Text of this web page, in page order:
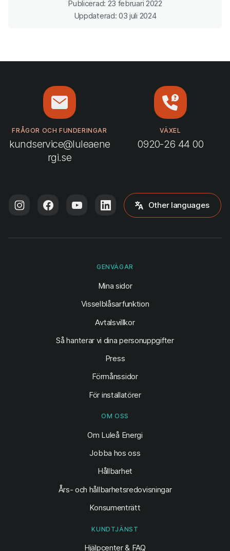
Publicerad: 23 februari 2022
Uppdaterad: 03 juli 2024
FRÅGOR OCH FUNDERINGAR
kundservice@luleaene
rgi.se
VÄXEL
0920-26 44 00
Other languages
GENVÄGAR
Mina sidor(öppnas i ny flik)
Visselblåsarfunktion
Avtalsvillkor
Så hanterar vi dina personuppgifter
Press
Förmånssidor
För installatörer
OM OSS
Om Luleå Energi
Jobba hos oss
Hållbarhet
Års- och hållbarhetsredovisningar
Konsumenträtt
KUNDTJÄNST
Hjälpcenter & FAQ